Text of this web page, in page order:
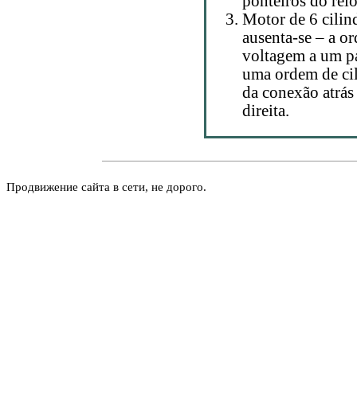
Motor de 6
ausenta-se – a
voltagem a um
uma ordem de
da conexão
direita.
Продвижение сайта в сети, не дорого.